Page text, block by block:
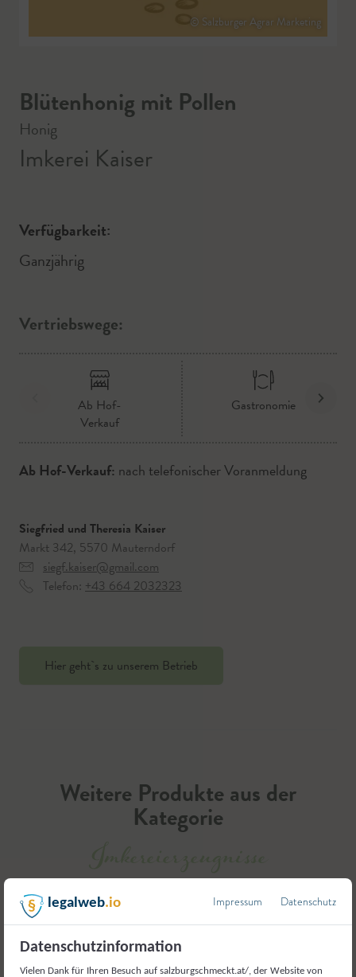
© Salzburger Agrar Marketing
Blütenhonig mit Pollen
Honig
Imkerei Kaiser
Verfügbarkeit:
Ganzjährig
Vertriebswege:
Ab Hof-
Verkauf
Gastronomie
Ab Hof-Verkauf: nach telefonischer Voranmeldung
Siegfried und Theresia Kaiser
Markt 342, 5570 Mauterndorf
siegf.kaiser@gmail.com
Telefon: +43 664 2032323
Hier geht`s zu unserem Betrieb
Weitere Produkte aus der
Kategorie
Imkereierzeugnisse
legalweb.io Impressum Datenschutz
Datenschutzinformation
Vielen Dank für Ihren Besuch auf salzburgschmeckt.at/, der Website von